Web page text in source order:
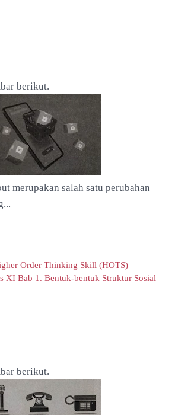
berikut.
merupakan salah satu perubahan
Order Thinking Skill (HOTS)
XI Bab 1. Bentuk-bentuk Struktur Sosial
berikut.